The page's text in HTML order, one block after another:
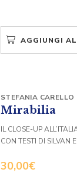
AGGIUNGI
Mirabilia
30,00€
STEFANIA CARELLO
IL CLOSE-UP
CON TESTI DI SILVAN